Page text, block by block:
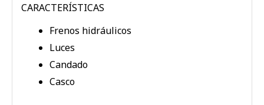
CARACTERÍSTICAS
Frenos hidráulicos
Luces
Candado
Casco